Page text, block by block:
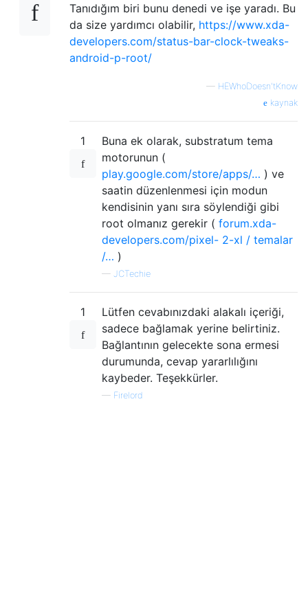
Tanıdığım biri bunu denedi ve işe yaradı. Bu
da size yardımcı olabilir, https://www.xda-
developers.com/status-bar-clock-tweaks-
android-p-root/
— HEWhoDoesn'tKnow
kaynak
1
Buna ek olarak, substratum tema
motorunun (
play.google.com/store/apps/… ) ve
saatin düzenlenmesi için modun
kendisinin yanı sıra söylendiği gibi
root olmanız gerekir ( forum.xda-
developers.com/pixel- 2-xl / temalar
/… )
— JCTechie
1
Lütfen cevabınızdaki alakalı içeriği,
sadece bağlamak yerine belirtiniz.
Bağlantının gelecekte sona ermesi
durumunda, cevap yararlılığını
kaybeder. Teşekkürler.
— Firelord